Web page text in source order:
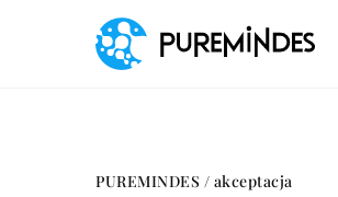
PUREMINDES / akceptacja